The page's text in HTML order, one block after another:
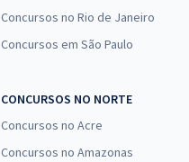
Concursos no Rio de Janeiro
Concursos em São Paulo
CONCURSOS NO NORTE
Concursos no Acre
Concursos no Amazonas